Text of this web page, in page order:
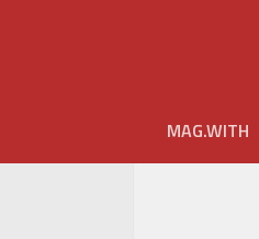
MAG.WITH